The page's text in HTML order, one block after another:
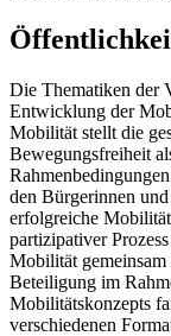
Die Thematiken der
Entwicklung der
Mobilität stellt die
Bewegungsfreiheit
den Bürgerinnen
erfolgreiche
partizipativer
Mobilität
Beteiligung im
Mobilitätskonzepts
verschiedenen